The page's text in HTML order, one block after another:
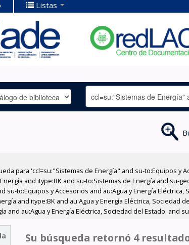
Listas
para 'ccl=su:"Sistemas de Energía" and su-to:Equipos y
and itype:BK and su-to:Sistemas de Energía and su-
su-to:Equipos y Accesorios and au:Agua y Energía
and itype:BK and au:Agua y Energía Eléctrica, Sociedad
and au:Agua y Energía Eléctrica, Sociedad del Estado. and
Su búsqueda retornó 4